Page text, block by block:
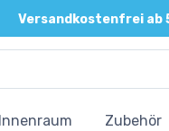
Versandkostenfrei ab
Direkte und persönliche
Innenraum Zubehör